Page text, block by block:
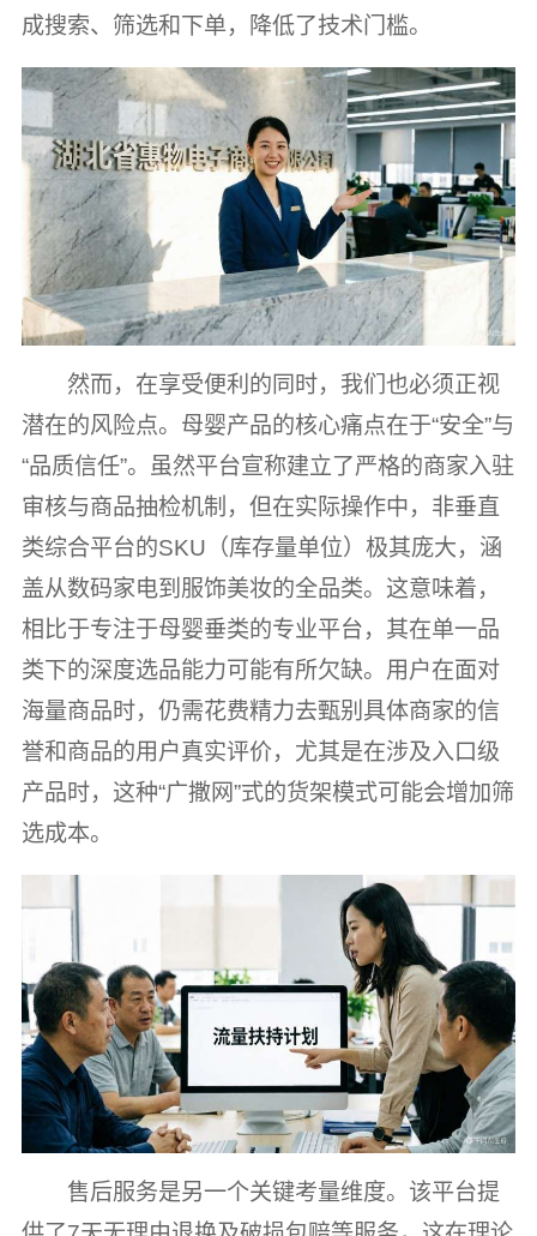
成搜索、筛选和下单，降低了技术门槛。
然而，在享受便利的同时，我们也必须正视
潜在的风险点。母婴产品的核心痛点在于“安全”与
“品质信任”。虽然平台宣称建立了严格的商家入驻
审核与商品抽检机制，但在实际操作中，非垂直
类综合平台的SKU（库存量单位）极其庞大，涵
盖从数码家电到服饰美妆的全品类。这意味着，
相比于专注于母婴垂类的专业平台，其在单一品
类下的深度选品能力可能有所欠缺。用户在面对
海量商品时，仍需花费精力去甄别具体商家的信
誉和商品的用户真实评价，尤其是在涉及入口级
产品时，这种“广撒网”式的货架模式可能会增加筛
选成本。
售后服务是另一个关键考量维度。该平台提